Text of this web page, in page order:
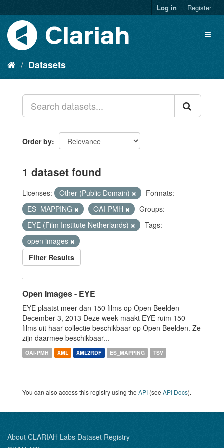
Log in Register
Datasets
Order by
1 dataset found
Licenses: Other (Public Domain)
Formats:
ES_MAPPING
OAI-PMH
Groups:
EYE (Film Institute Netherlands)
Tags:
open images
Filter Results
Open Images - EYE
EYE plaatst meer dan 150 films op Open Beelden
December 3, 2013 Deze week maakt EYE ruim 150
films uit haar collectie beschikbaar op Open Beelden. Ze
zijn daarmee beschikbaar...
OAI-PMH XML XML2RDF ES_MAPPING TSV
You can also access this registry using the API (see API Docs).
About CLARIAH Labs Dataset Registry